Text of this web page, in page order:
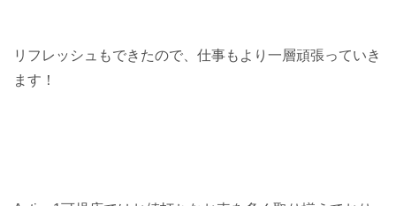
リフレッシュもできたので、仕事もより一層頑張っていき
ます！